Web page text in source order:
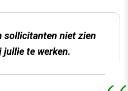
sollicitanten niet zien
te werken.